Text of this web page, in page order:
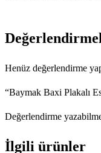
Henüz değerlendirme
“Baymak Baxi Plakalı
Değerlendirme
İlgili ürünler